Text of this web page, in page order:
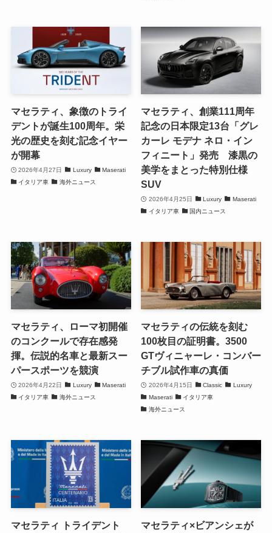
マセラティ、象徴のトライ
デントが誕生100周年。栄
光の歴史を刻む記念イヤー
が開幕
2026年4月27日 Luxury
Maserati
イタリア車
海外ニュース
マセラティ、創業111周年
記念の日本限定13台「グレ
カーレ モデナ ネロ・イン
フィニート」発売 漆黒の
美学をまとった特別仕様
SUV
2026年4月25日 Luxury
Maserati
イタリア車
国内ニュース
マセラティ、ローマ初開催
のコンクールで存在感発
揮。伝説的名車と最新スー
パースポーツを競演
2026年4月22日 Luxury
Maserati
イタリア車
海外ニュース
マセラティの伝統を刻む
100枚目の証明書。3500
GTヴィニャーレ・コンバー
チブル試作車の真価
2026年4月15日 Classic
Luxury
Maserati
イタリア車
海外ニュース
マセラティ トライデント
マセラティ×ビアンシェが